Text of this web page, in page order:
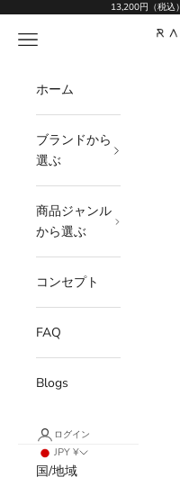
コンテンツへスキップ13,200円（税込
メニュー
ホーム
ブランドから
選ぶ
商品ジャンル
から選ぶ
コンセプト
FAQ
Blogs
ログイン
JPY ¥
国/地域